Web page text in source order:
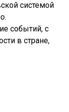
системой
событий, с
в стране,